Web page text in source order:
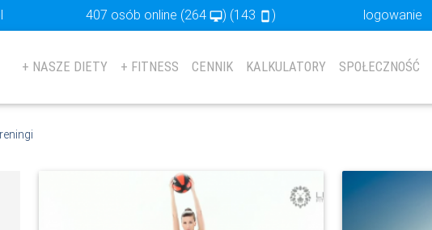
407 osób online (264desktop_mac) (143 stay_primary_portrait ) logowanie
+ NASZE DIETY + FITNESS CENNIK KALKULATORY SPOŁECZNOŚĆ